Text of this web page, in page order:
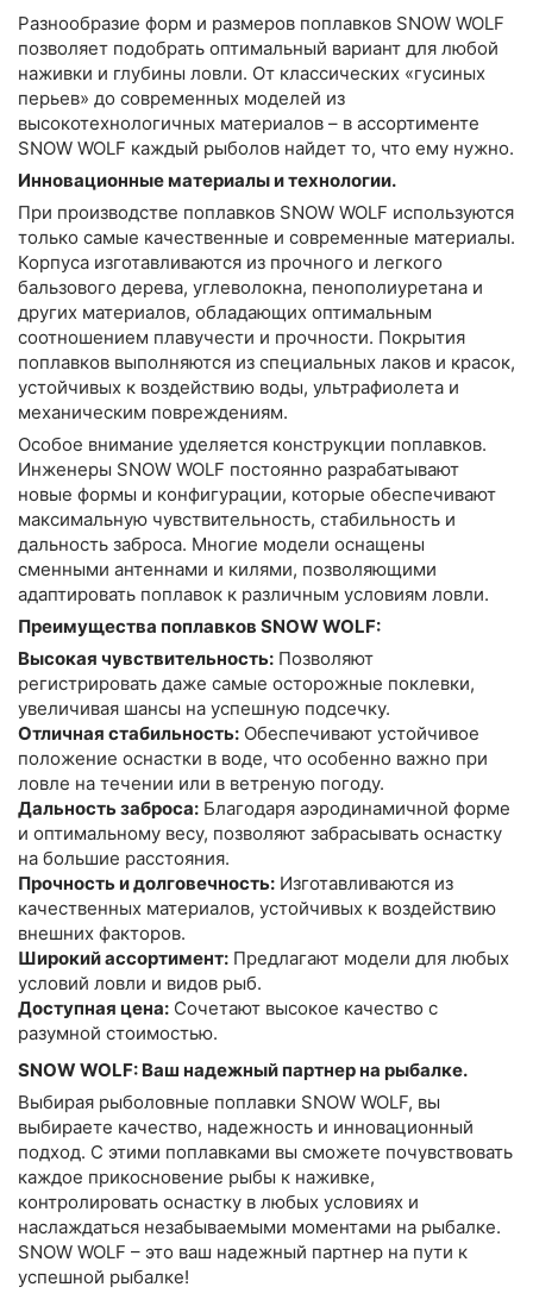
Разнообразие форм и размеров поплавков SNOW WOLF
позволяет подобрать оптимальный вариант для любой
наживки и глубины ловли. От классических «гусиных
перьев» до современных моделей из
высокотехнологичных материалов – в ассортименте
SNOW WOLF каждый рыболов найдет то, что ему нужно.
Инновационные материалы и технологии.
При производстве поплавков SNOW WOLF используются
только самые качественные и современные материалы.
Корпуса изготавливаются из прочного и легкого
бальзового дерева, углеволокна, пенополиуретана и
других материалов, обладающих оптимальным
соотношением плавучести и прочности. Покрытия
поплавков выполняются из специальных лаков и красок,
устойчивых к воздействию воды, ультрафиолета и
механическим повреждениям.
Особое внимание уделяется конструкции поплавков.
Инженеры SNOW WOLF постоянно разрабатывают
новые формы и конфигурации, которые обеспечивают
максимальную чувствительность, стабильность и
дальность заброса. Многие модели оснащены
сменными антеннами и килями, позволяющими
адаптировать поплавок к различным условиям ловли.
Преимущества поплавков SNOW WOLF:
Высокая чувствительность: Позволяют
регистрировать даже самые осторожные поклевки,
увеличивая шансы на успешную подсечку.
Отличная стабильность: Обеспечивают устойчивое
положение оснастки в воде, что особенно важно при
ловле на течении или в ветреную погоду.
Дальность заброса: Благодаря аэродинамичной форме
и оптимальному весу, позволяют забрасывать оснастку
на большие расстояния.
Прочность и долговечность: Изготавливаются из
качественных материалов, устойчивых к воздействию
внешних факторов.
Широкий ассортимент: Предлагают модели для любых
условий ловли и видов рыб.
Доступная цена: Сочетают высокое качество с
разумной стоимостью.
SNOW WOLF: Ваш надежный партнер на рыбалке.
Выбирая рыболовные поплавки SNOW WOLF, вы
выбираете качество, надежность и инновационный
подход. С этими поплавками вы сможете почувствовать
каждое прикосновение рыбы к наживке,
контролировать оснастку в любых условиях и
наслаждаться незабываемыми моментами на рыбалке.
SNOW WOLF – это ваш надежный партнер на пути к
успешной рыбалке!